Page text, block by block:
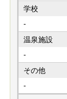
学校
-
温泉施設
-
その他
-